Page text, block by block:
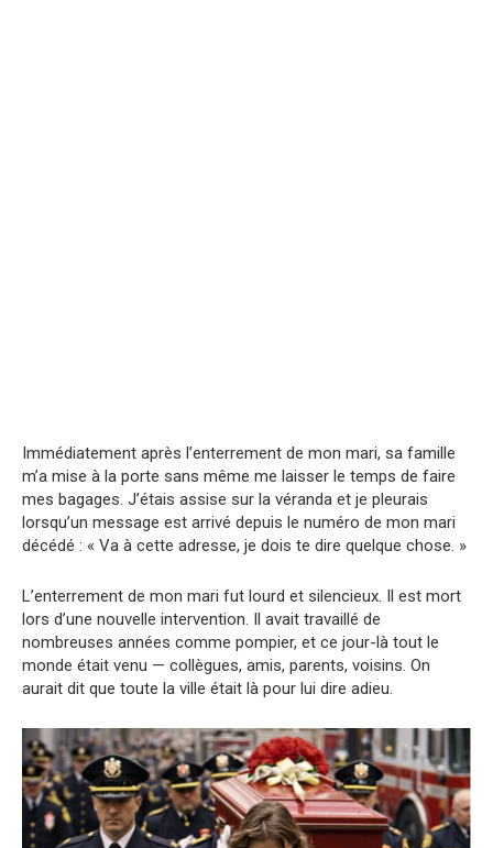
Immédiatement après l’enterrement de mon mari, sa famille
m’a mise à la porte sans même me laisser le temps de faire
mes bagages. J’étais assise sur la véranda et je pleurais
lorsqu’un message est arrivé depuis le numéro de mon mari
décédé : « Va à cette adresse, je dois te dire quelque chose. »
L’enterrement de mon mari fut lourd et silencieux. Il est mort
lors d’une nouvelle intervention. Il avait travaillé de
nombreuses années comme pompier, et ce jour-là tout le
monde était venu — collègues, amis, parents, voisins. On
aurait dit que toute la ville était là pour lui dire adieu.